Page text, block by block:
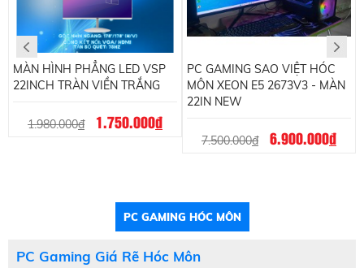
MÀN HÌNH PHẲNG LED VSP
22INCH TRÀN VIỀN TRẮNG
1.980.000đ 1.750.000đ
PC GAMING SAO VIỆT HÓC
MÔN XEON E5 2673V3 - MÀN
22IN NEW
7.500.000đ 6.900.000đ
PC GAMING HÓC MÔN
PC Gaming Giá Rẽ Hóc Môn